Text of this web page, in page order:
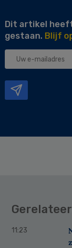
Dit artikel
gestaan. Blijf
Uw
11:23